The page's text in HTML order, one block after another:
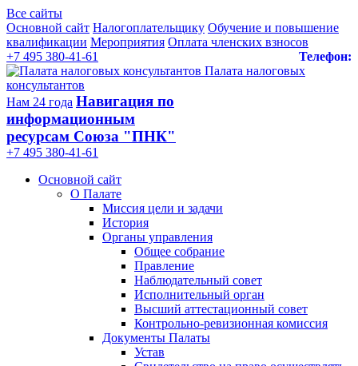
Все сайты
Основной сайт Налогоплательщику Обучение и повышение
квалификации Мероприятия Оплата членских взносов
Телефон:
+7 495 380-41-61
Палата налоговых
консультантов
Нам 24 года Навигация по
информационным
ресурсам Союза "ПНК"
+7 495 380‑41‑61
Основной сайт
О Палате
Миссия цели и задачи
История
Органы управления
Общее собрание
Правление
Наблюдательный совет
Исполнительный орган
Высший аттестационный совет
Контрольно-ревизионная комиссия
Документы Палаты
Устав